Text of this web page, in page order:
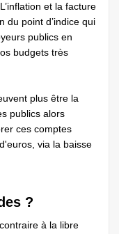
et la facture
du point d’indice qui
publics en
budgets très
plus être la
publics alors
ces comptes
via la baisse
?
à la libre